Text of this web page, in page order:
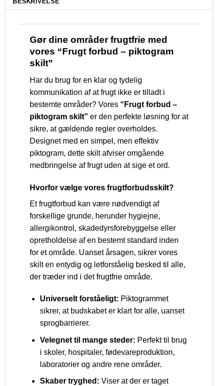
Gør dine områder frugtfrie med
vores “Frugt forbud – piktogram
skilt”
Har du brug for en klar og tydelig
kommunikation af at frugt ikke er tilladt i
bestemte områder? Vores “Frugt forbud –
piktogram skilt” er den perfekte løsning for at
sikre, at gældende regler overholdes.
Designet med en simpel, men effektiv
piktogram, dette skilt afviser omgående
medbringelse af frugt uden at sige et ord.
Hvorfor vælge vores frugtforbudsskilt?
Et frugtforbud kan være nødvendigt af
forskellige grunde, herunder hygiejne,
allergikontrol, skadedyrsforebyggelse eller
opretholdelse af en bestemt standard inden
for et område. Uanset årsagen, sikrer vores
skilt en entydig og letforståelig besked til alle,
der træder ind i det frugtfrie område.
Universelt forståeligt: Piktogrammet
sikrer, at budskabet er klart for alle, uanset
sprogbarrierer.
Velegnet til mange steder: Perfekt til brug
i skoler, hospitaler, fødevareproduktion,
laboratorier og andre rene områder.
Skaber tryghed: Viser at der er taget